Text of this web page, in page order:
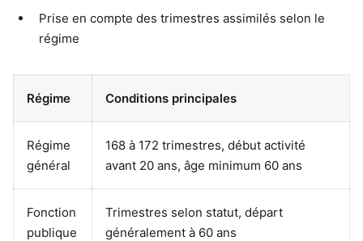
Prise en compte des trimestres assimilés selon le
régime
Régime Conditions principales
Régime
général
168 à 172 trimestres, début activité
avant 20 ans, âge minimum 60 ans
Fonction
publique
Trimestres selon statut, départ
généralement à 60 ans